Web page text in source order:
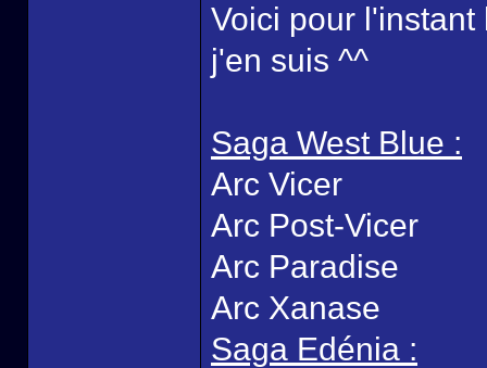
Voici pour
j'en suis ^^
Saga West Blue :
Arc Vicer
Arc Post-Vicer
Arc Paradise
Arc Xanase
Saga Edénia :